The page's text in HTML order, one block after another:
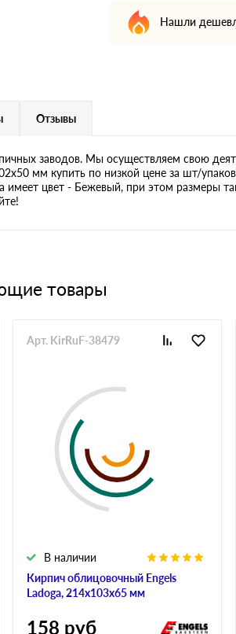
Нашли
Отзывы
заводов. Мы осуществляем свою
мм купить по низкой цене за шт/
цвет - Бежевый, при этом размеры
товары
Кирпич облицовочный Engels
Ladoga, 214х103х65 мм
В наличии
Арт. KirRuF-38479
158 руб